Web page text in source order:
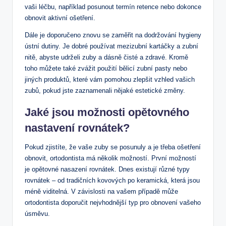
vaši léčbu, například posunout termín retence nebo dokonce
obnovit aktivní ošetření.
Dále je doporučeno znovu se zaměřit na dodržování hygieny
ústní dutiny. Je dobré používat mezizubní kartáčky a zubní
nitě, abyste udrželi zuby a dásně čisté a zdravé. Kromě
toho můžete také zvážit použití bělicí zubní pasty nebo
jiných produktů, které vám pomohou zlepšit vzhled vašich
zubů, pokud jste zaznamenali nějaké estetické změny.
Jaké jsou možnosti opětovného
nastavení rovnátek?
Pokud zjistíte, že vaše zuby se posunuly a je třeba ošetření
obnovit, ortodontista má několik možností. První možností
je opětovné nasazení rovnátek. Dnes existují různé typy
rovnátek – od tradičních kovových po keramická, která jsou
méně viditelná. V závislosti na vašem případě může
ortodontista doporučit nejvhodnější typ pro obnovení vašeho
úsměvu.